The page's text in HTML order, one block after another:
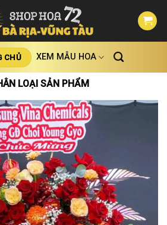
CHỦ XEM MẪU HOA
LOẠI SẢN PHẨM